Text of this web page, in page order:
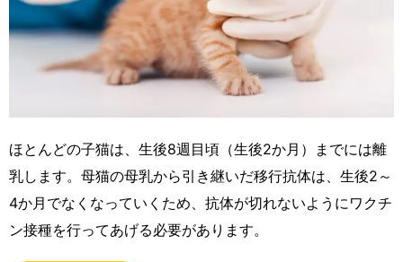
ほとんどの子猫は、生後8週目頃（生後2か月）までには離
乳します。母猫の母乳から引き継いだ移行抗体は、生後2～
4か月でなくなっていくため、抗体が切れないようにワクチ
ン接種を行ってあげる必要があります。